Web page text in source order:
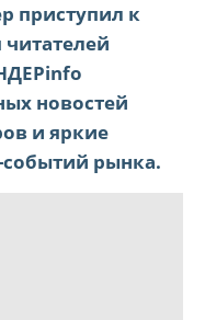
приступил к
читателей
новостей
и яркие
рынка.